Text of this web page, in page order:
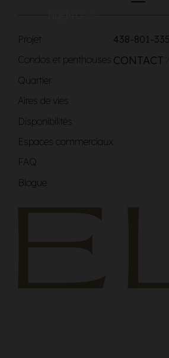
MENU
Projet
Condos et penthouses
Quartier
Aires de vies
Disponibilités
Espaces commerciaux
FAQ
Blogue
438-801-
CONTACT